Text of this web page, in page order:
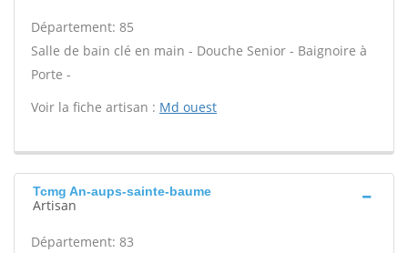
Département: 85
Salle de bain clé en main - Douche Senior - Baignoire à
Porte -
Voir la fiche artisan : Md ouest
Tcmg An-aups-sainte-baume
Artisan
Département: 83